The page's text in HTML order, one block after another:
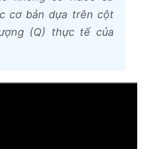
cơ bản dựa trên cột
(Q) thực tế của